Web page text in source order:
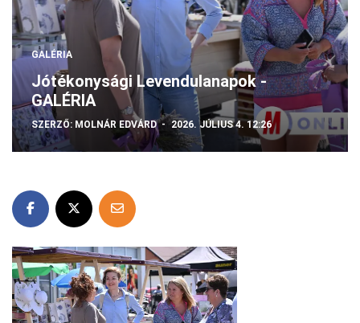
GALÉRIA
Jótékonysági Levendulanapok -
GALÉRIA
SZERZŐ: MOLNÁR EDVÁRD 2026. JÚLIUS 4. 12:26